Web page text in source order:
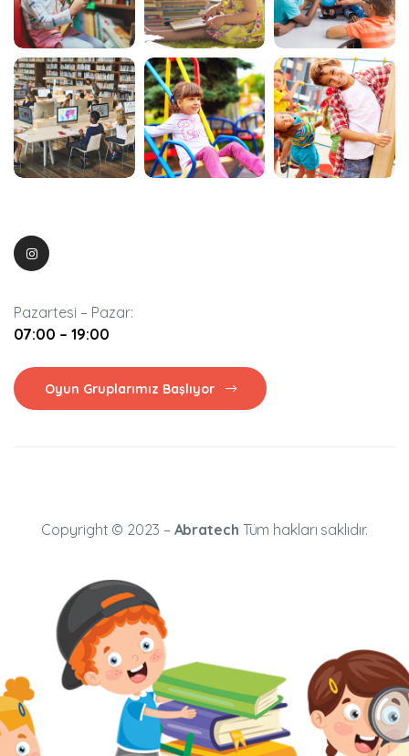
Pazartesi – Pazar:
07:00 – 19:00
Oyun Gruplarımız Başlıyor
Copyright © 2023 – Abratech Tüm hakları saklıdır.